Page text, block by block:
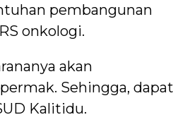
pembangunan
onkologi.
akan
Sehingga, dapat
Kalitidu.